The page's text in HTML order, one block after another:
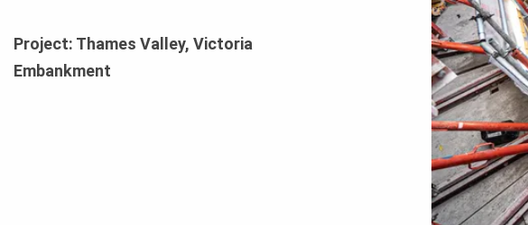
Project: Thames Valley, Victoria
Embankment